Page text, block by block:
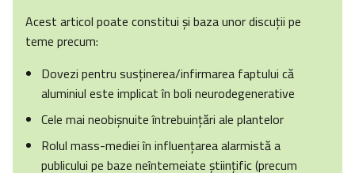
Acest articol poate constitui şi baza unor discuţii pe
teme precum:
Dovezi pentru susţinerea/infirmarea faptului că
aluminiul este implicat în boli neurodegenerative
Cele mai neobişnuite întrebuinţări ale plantelor
Rolul mass-mediei în influenţarea alarmistă a
publicului pe baze neîntemeiate ştiinţific (precum